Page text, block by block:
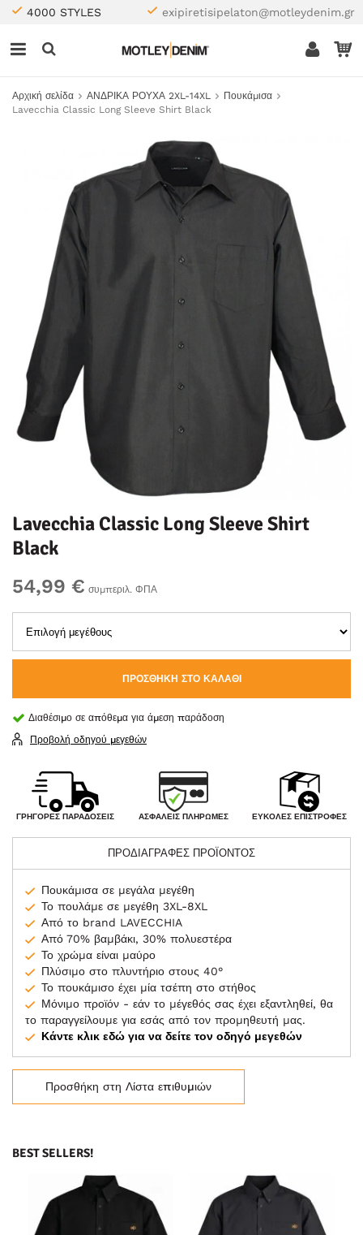
4000 STYLES exipiretisipelaton@motleydenim.gr
Αρχική σελίδα ΑΝΔΡΙΚΑ ΡΟΥΧΑ 2XL-14XL
Πουκάμισα
Lavecchia Classic Long Sleeve Shirt Black
Lavecchia Classic Long Sleeve Shirt
Black
54,99 € συμπεριλ. ΦΠΑ
ΠΡΟΣΘΉΚΗ ΣΤΟ ΚΑΛΆΘΙ
Διαθέσιμο σε απόθεμα για άμεση παράδοση
Προβολή οδηγού μεγεθών
ΓΡΉΓΟΡΕΣ ΠΑΡΑΔΌΣΕΙΣ ΑΣΦΑΛΕΊΣ ΠΛΗΡΩΜΈΣ ΕΎΚΟΛΕΣ ΕΠΙΣΤΡΟΦΈΣ
ΠΡΟΔΙΑΓΡΑΦΕΣ ΠΡΟΪΟΝΤΟΣ
Πουκάμισα σε μεγάλα μεγέθη
Το πουλάμε σε μεγέθη 3XL-8XL
Από το brand LAVECCHIA
Από 70% βαμβάκι, 30% πολυεστέρα
Το χρώμα είναι μαύρο
Πλύσιμο στο πλυντήριο στους 40°
Το πουκάμισο έχει μία τσέπη στο στήθος
Μόνιμο προϊόν - εάν το μέγεθός σας έχει εξαντληθεί, θα
το παραγγείλουμε για εσάς από τον προμηθευτή μας.
Κάντε κλικ εδώ για να δείτε τον οδηγό μεγεθών
Προσθήκη στη Λίστα επιθυμιών
BEST SELLERS!